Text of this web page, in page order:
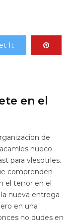
It
en el
de
hueco
para vlesotrles.
comprenden
el terror en el
la nueva entrega
en una
no dudes en